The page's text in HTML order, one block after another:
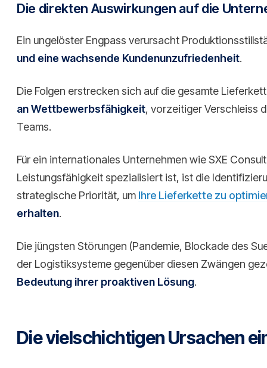
Die direkten Auswirkungen auf die
Ein ungelöster Engpass verursacht
und eine wachsende Kundenunzufriedenheit.
Die Folgen erstrecken sich auf die gesamte
an Wettbewerbsfähigkeit, vorzeitiger Verschleiss
Teams.
Für ein internationales Unternehmen wie SXE
Leistungsfähigkeit spezialisiert ist, ist die
strategische Priorität, um Ihre Lieferkette zu
erhalten.
Die jüngsten Störungen (Pandemie, Blockade des
der Logistiksysteme gegenüber diesen Zwängen
Bedeutung ihrer proaktiven Lösung.
Die vielschichtigen Ursachen